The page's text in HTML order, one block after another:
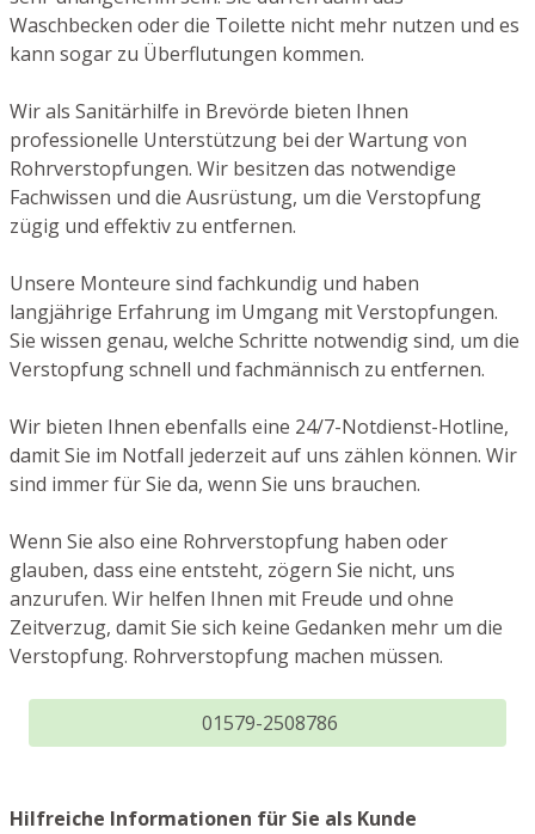
Waschbecken oder die Toilette nicht mehr nutzen und es
kann sogar zu Überflutungen kommen.
Wir als Sanitärhilfe in Brevörde bieten Ihnen
professionelle Unterstützung bei der Wartung von
Rohrverstopfungen. Wir besitzen das notwendige
Fachwissen und die Ausrüstung, um die Verstopfung
zügig und effektiv zu entfernen.
Unsere Monteure sind fachkundig und haben
langjährige Erfahrung im Umgang mit Verstopfungen.
Sie wissen genau, welche Schritte notwendig sind, um die
Verstopfung schnell und fachmännisch zu entfernen.
Wir bieten Ihnen ebenfalls eine 24/7-Notdienst-Hotline,
damit Sie im Notfall jederzeit auf uns zählen können. Wir
sind immer für Sie da, wenn Sie uns brauchen.
Wenn Sie also eine Rohrverstopfung haben oder
glauben, dass eine entsteht, zögern Sie nicht, uns
anzurufen. Wir helfen Ihnen mit Freude und ohne
Zeitverzug, damit Sie sich keine Gedanken mehr um die
Verstopfung. Rohrverstopfung machen müssen.
01579-2508786
Hilfreiche Informationen für Sie als Kunde